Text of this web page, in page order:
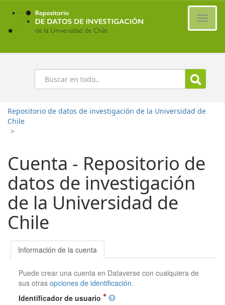
Ir
contenido
principal
Buscar
Repositorio de datos de investigación de la Universidad de
Chile
>
Cuenta - Repositorio de
datos de investigación
de la Universidad de
Chile
Información de la cuenta
Puede crear una cuenta en Dataverse con cualquiera de
sus otrasopciones de identificación.
Identificador de usuario